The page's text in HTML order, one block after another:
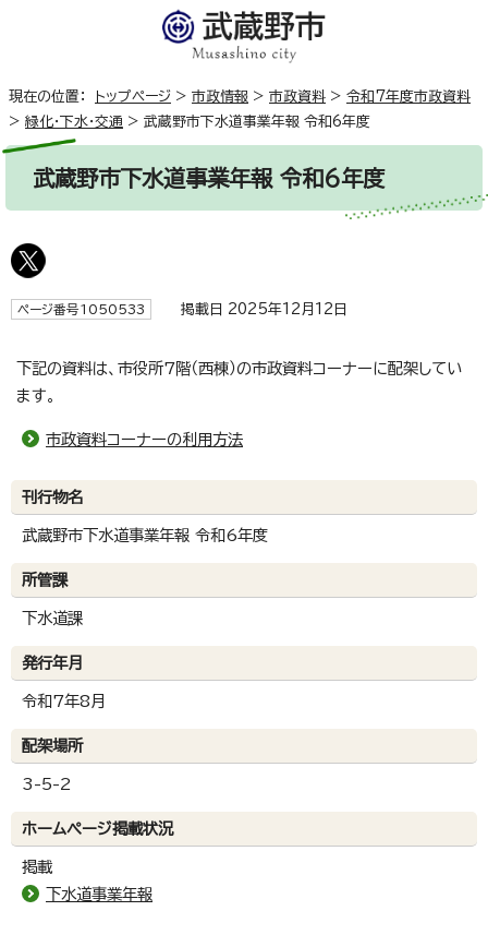
現在の位置： トップページ > 市政情報 > 市政資料 > 令和7年度市政資料
> 緑化・下水・交通 > 武蔵野市下水道事業年報 令和6年度
武蔵野市下水道事業年報 令和6年度
ページ番号1050533 掲載日 2025年12月12日
下記の資料は、市役所7階（西棟）の市政資料コーナーに配架してい
ます。
市政資料コーナーの利用方法
刊行物名
武蔵野市下水道事業年報 令和6年度
所管課
下水道課
発行年月
令和7年8月
配架場所
3-5-2
ホームページ掲載状況
掲載
下水道事業年報